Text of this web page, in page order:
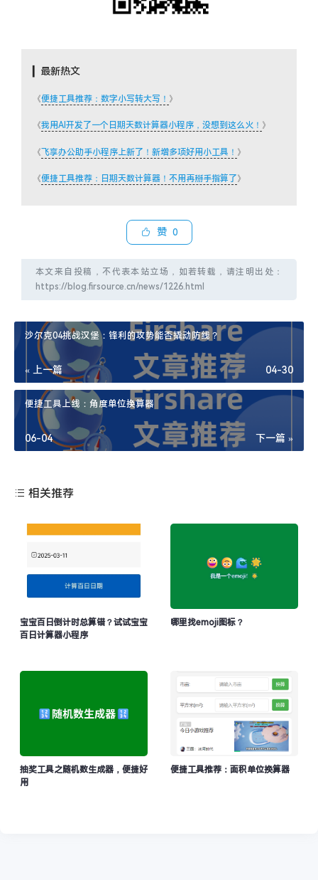
▎最新热文
《便捷工具推荐：数字小写转大写！ 》
《我用AI开发了一个日期天数计算器小程序，没想到这么火！ 》
《飞享办公助手小程序上新了！新增多项好用小工具！ 》
《便捷工具推荐：日期天数计算器！不用再掰手指算了》
赞 0
本文来自投稿，不代表本站立场，如若转载，请注明出处：
https://blog.firsource.cn/news/1226.html
沙尔克04挑战汉堡：锋利的攻势能否撬动防线？
« 上一篇 04-30
便捷工具上线：角度单位换算器
下一篇 »
06-04
相关推荐
宝宝百日倒计时总算错？试试宝宝
百日计算器小程序
哪里找emoji图标？
抽奖工具之随机数生成器，便捷好
用
便捷工具推荐：面积单位换算器